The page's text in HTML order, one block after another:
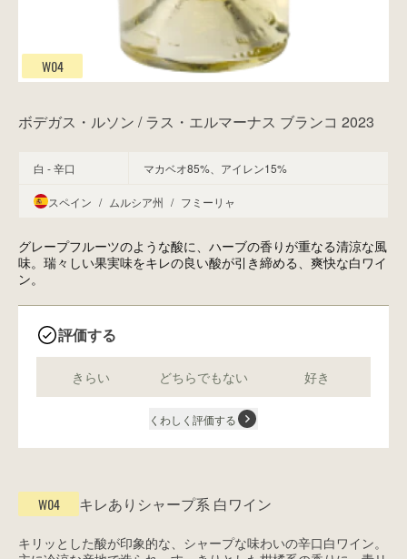
W04
ボデガス・ルソン / ラス・エルマーナス ブランコ 2023
白 - 辛口 マカベオ85%、アイレン15%
スペイン / ムルシア州 / フミーリャ
グレープフルーツのような酸に、ハーブの香りが重なる清涼な風
味。瑞々しい果実味をキレの良い酸が引き締める、爽快な白ワイ
ン。
評価する
きらい どちらでもない 好き
くわしく評価する
W04 キレありシャープ系 白ワイン
キリッとした酸が印象的な、シャープな味わいの辛口白ワイン。